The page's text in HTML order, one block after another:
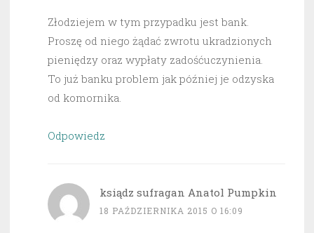
Złodziejem w tym przypadku jest bank.
Proszę od niego żądać zwrotu ukradzionych
pieniędzy oraz wypłaty zadośćuczynienia.
To już banku problem jak później je odzyska
od komornika.
Odpowiedz
ksiądz sufragan Anatol Pumpkin
18 PAŹDZIERNIKA 2015 O 16:09